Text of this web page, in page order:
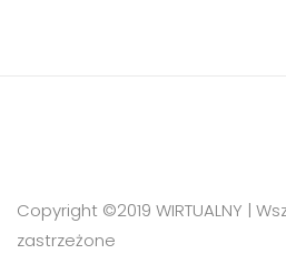
Copyright ©2019 WIRTUALNY |
zastrzeżone